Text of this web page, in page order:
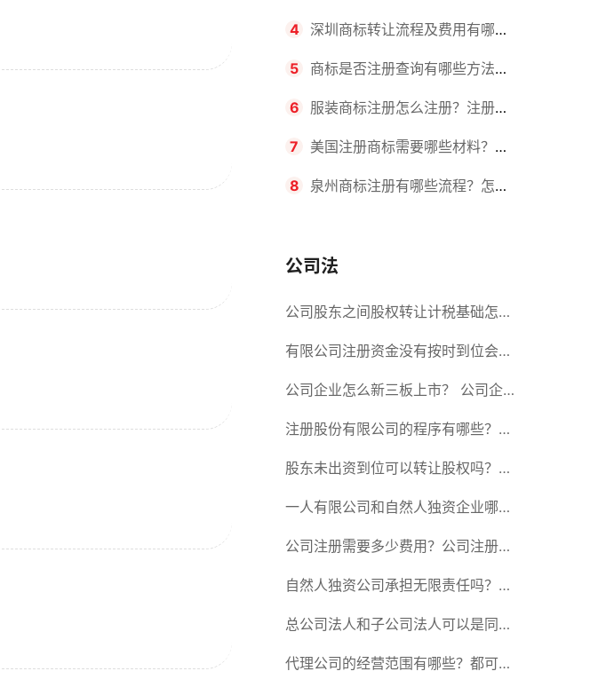
查询的方式有哪些？
4 深圳商标转让流程及费用有哪些
要求？商标转让所需时间是多久？
5 商标是否注册查询有哪些方法？
有哪些步骤？
6 服装商标注册怎么注册？注册商
标流程有哪些？
7 美国注册商标需要哪些材料？美
国商标办理流程有哪些？
8 泉州商标注册有哪些流程？怎么
公司法
公司股东之间股权转让计税基础怎么
确认？公司股东之间的股权转让要符
合什么要件？
有限公司注册资金没有按时到位会怎
么样？股份有限公司设立的注册条件
公司企业怎么新三板上市？ 公司企
业新三板上市的流程
注册股份有限公司的程序有哪些？注
册股份有限公司需要提交哪些材料？
股东未出资到位可以转让股权吗？股
东未出资到位能否分红？
一人有限公司和自然人独资企业哪个
好？一人公司设立条件有哪些？
公司注册需要多少费用？公司注册需
要准备什么材料？
自然人独资公司承担无限责任吗？有
限责任公司与有限责任公司的区别
总公司法人和子公司法人可以是同一
个人吗？总公司更名分公司需要更改
代理公司的经营范围有哪些？都可以